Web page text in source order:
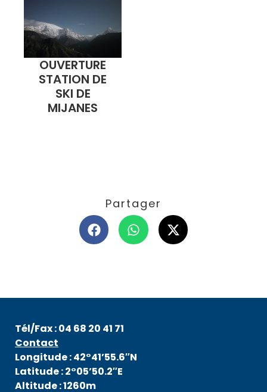
OUVERTURE
STATION DE
SKI DE
MIJANES
Partager
Tél/Fax : 04 68 20 41 71
Contact
Longitude : 42°41’55.6″N
Latitude : 2°05’50.2″E
Altitude : 1260m